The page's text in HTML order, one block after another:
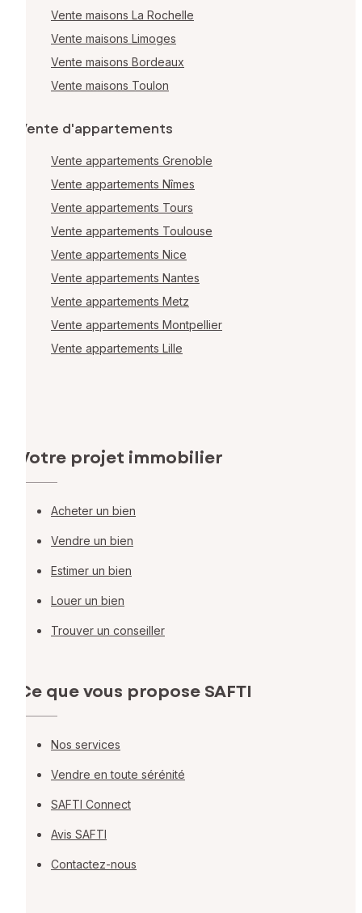
Vente maisons La Rochelle
Vente maisons Limoges
Vente maisons Bordeaux
Vente maisons Toulon
Vente d'appartements
Vente appartements Grenoble
Vente appartements Nîmes
Vente appartements Tours
Vente appartements Toulouse
Vente appartements Nice
Vente appartements Nantes
Vente appartements Metz
Vente appartements Montpellier
Vente appartements Lille
Votre projet immobilier
Acheter un bien
Vendre un bien
Estimer un bien
Louer un bien
Trouver un conseiller
Ce que vous propose SAFTI
Nos services
Vendre en toute sérénité
SAFTI Connect
Avis SAFTI
Contactez-nous